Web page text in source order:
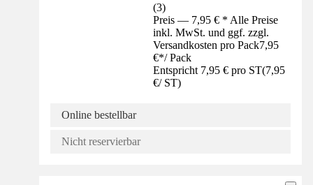
(3)
Preis — 7,95 € * Alle Preise
inkl. MwSt. und ggf. zzgl.
Versandkosten pro Pack7,95
€*/ Pack
Entspricht 7,95 € pro ST(7,95
€/ ST)
Online bestellbar
Nicht reservierbar